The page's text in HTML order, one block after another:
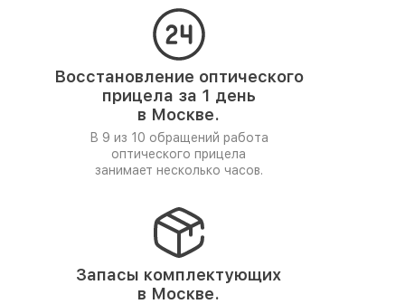
Восстановление оптического
прицела за 1 день
в Москве.
В 9 из 10 обращений работа
оптического прицела
занимает несколько часов.
Запасы комплектующих
в Москве.